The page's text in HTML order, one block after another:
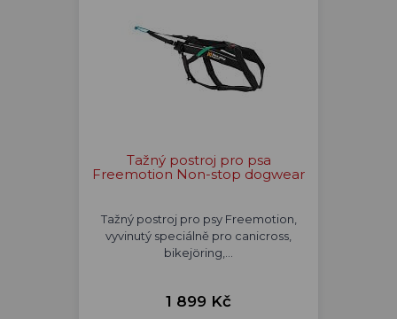
Tažný postroj pro psa
Freemotion Non-stop dogwear
Tažný postroj pro psy Freemotion,
vyvinutý speciálně pro canicross,
bikejöring,…
1 899 Kč